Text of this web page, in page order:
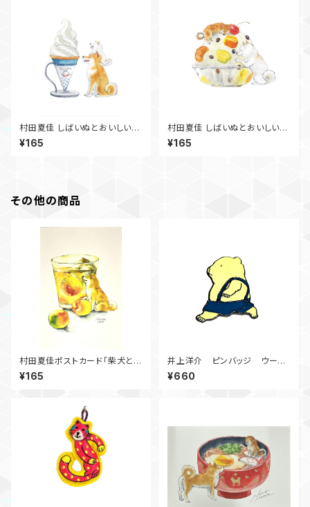
村田夏佳 しばいぬとおいしい夏
ﾎﾟｽﾄｶｰﾄﾞ PS-163s
¥165
村田夏佳 しばいぬとおいしい夏
ﾎﾟｽﾄｶｰﾄﾞ PS-161s
¥165
その他の商品
村田夏佳ポストカード「柴犬と梅
酒」
¥165
井上洋介 ピンバッジ ウーフ
(青ズボン）
¥660